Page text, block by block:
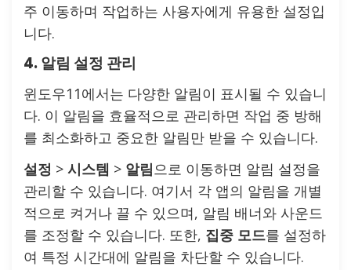
주 이동하며 작업하는 사용자에게 유용한 설정입
니다.
4. 알림 설정 관리
윈도우11에서는 다양한 알림이 표시될 수 있습니
다. 이 알림을 효율적으로 관리하면 작업 중 방해
를 최소화하고 중요한 알림만 받을 수 있습니다.
설정 > 시스템 > 알림으로 이동하면 알림 설정을
관리할 수 있습니다. 여기서 각 앱의 알림을 개별
적으로 켜거나 끌 수 있으며, 알림 배너와 사운드
를 조정할 수 있습니다. 또한, 집중 모드를 설정하
여 특정 시간대에 알림을 차단할 수 있습니다.